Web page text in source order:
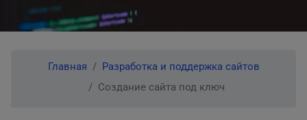
Главная
Разработка и поддержка сайтов
Создание сайта под ключ